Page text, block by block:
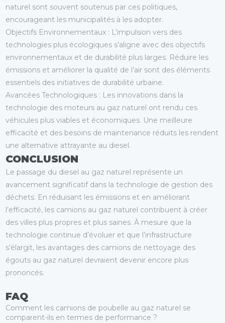
naturel sont souvent soutenus par ces politiques,
encourageant les municipalités à les adopter.
Objectifs Environnementaux : L’impulsion vers des
technologies plus écologiques s’aligne avec des objectifs
environnementaux et de durabilité plus larges. Réduire les
émissions et améliorer la qualité de l’air sont des éléments
essentiels des initiatives de durabilité urbaine.
Avancées Technologiques : Les innovations dans la
technologie des moteurs au gaz naturel ont rendu ces
véhicules plus viables et économiques. Une meilleure
efficacité et des besoins de maintenance réduits les rendent
une alternative attrayante au diesel.
CONCLUSION
Le passage du diesel au gaz naturel représente un
avancement significatif dans la technologie de gestion des
déchets. En réduisant les émissions et en améliorant
l’efficacité, les camions au gaz naturel contribuent à créer
des villes plus propres et plus saines. À mesure que la
technologie continue d’évoluer et que l’infrastructure
s’élargit, les avantages des camions de nettoyage des
égouts au gaz naturel devraient devenir encore plus
prononcés.
FAQ
Comment les camions de poubelle au gaz naturel se
comparent-ils en termes de performance ?